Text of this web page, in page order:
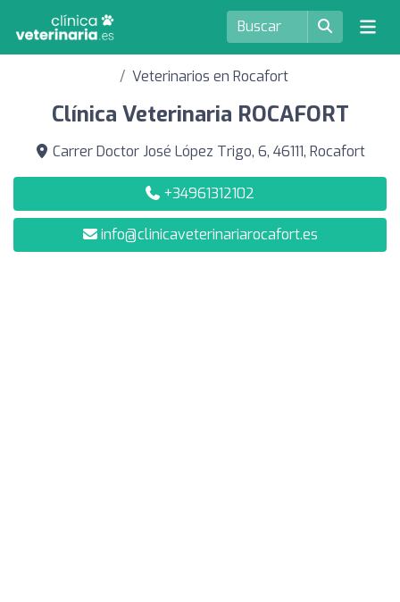
Veterinarios en Rocafort
Clínica Veterinaria ROCAFORT
Carrer Doctor José López Trigo, 6, 46111, Rocafort
+34961312102
info@clinicaveterinariarocafort.es